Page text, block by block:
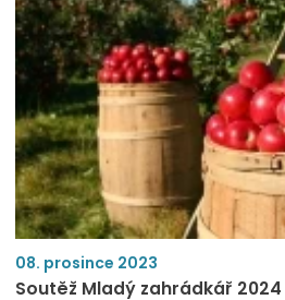
08. prosince 2023
Soutěž Mladý zahrádkář 2024